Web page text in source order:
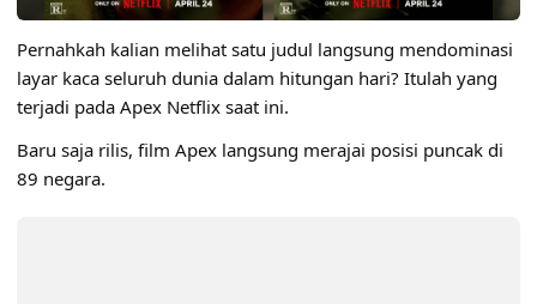
Pernahkah kalian melihat satu judul langsung mendominasi
layar kaca seluruh dunia dalam hitungan hari? Itulah yang
terjadi pada Apex Netflix saat ini.
Baru saja rilis, film Apex langsung merajai posisi puncak di
89 negara.